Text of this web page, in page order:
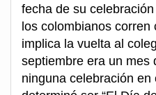
fecha de su
los colombianos
implica la vuelta al
septiembre era un mes
ninguna celebración